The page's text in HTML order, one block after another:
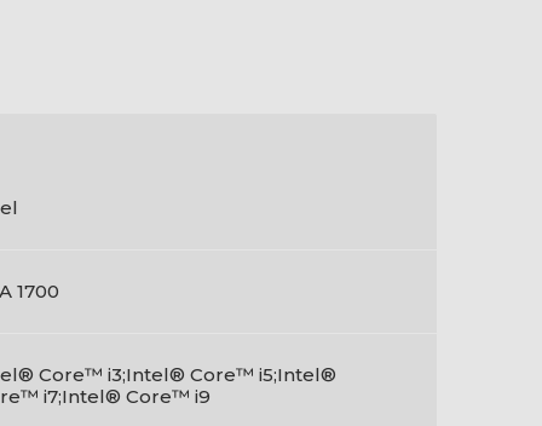
1700
Core™ i3;Intel® Core™ i5;Intel®
i7;Intel® Core™ i9